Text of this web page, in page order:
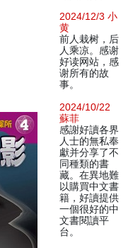
2024/12/3 小
黄
前人栽树，后
人乘凉。感谢
好读网站，感
谢所有的故
事。
2024/10/22
蘇菲
感謝好讀各界
人士的無私奉
獻并分享了不
同種類的書
藏。在異地難
以購買中文書
籍，好讀提供
一個很好的中
文書閱讀平
台。